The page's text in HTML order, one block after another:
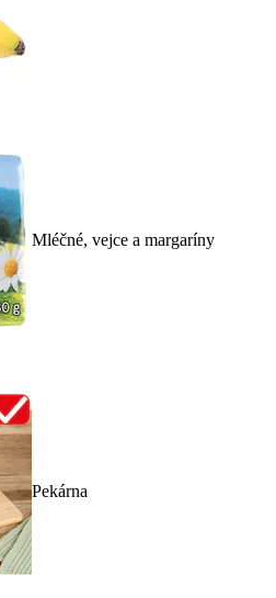
Mléčné, vejce a margaríny
Pekárna